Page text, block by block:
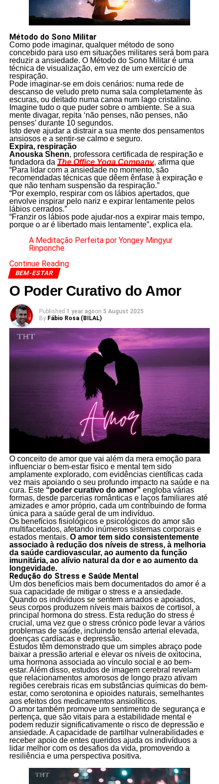
Método do Sono Militar
Como pode imaginar, qualquer método de sono
concebido para uso em situações militares será bom para
reduzir a ansiedade. O Método do Sono Militar é uma
técnica de visualização, em vez de um exercício de
respiração.
Pode imaginar-se em dois cenários: numa rede de
descanso de veludo preto numa sala completamente às
escuras, ou deitado numa canoa num lago cristalino.
Imagine tudo o que puder sobre o ambiente. Se a sua
mente divagar, repita ‘não penses, não penses, não
penses’ durante 10 segundos.
Isto deve ajudar a distrair a sua mente dos pensamentos
ansiosos e a sentir-se calmo e seguro.
Expira, respiração
Anouska Shenn, professora certificada de respiração e
fundadora da The Office Yoga Company, afirma que
“Para lidar com a ansiedade no momento, são
recomendadas técnicas que dêem ênfase à expiração e
que não tenham suspensão da respiração.”
“Por exemplo, respirar com os lábios apertados, que
envolve inspirar pelo nariz e expirar lentamente pelos
lábios cerrados.”
“Franzir os lábios pode ajudar-nos a expirar mais tempo,
porque o ar é libertado mais lentamente”, explica ela.
A Meditação Perfeita por Yongey Mingyur
Rinponche
Continue Reading
BEM-ESTAR
O Poder Curativo do Amor
Published 1 year agoon 5 August 2025
By Fábio Rosa (BILAL)
O conceito de amor que vai além da mera emoção para
influenciar o bem-estar físico e mental tem sido
amplamente explorado, com evidências científicas cada
vez mais apoiando o seu profundo impacto na saúde e na
cura. Este “poder curativo do amor” engloba várias
formas, desde parcerias românticas e laços familiares até
amizades e amor próprio, cada um contribuindo de forma
única para a saúde geral de um indivíduo.
Os benefícios fisiológicos e psicológicos do amor são
multifacetados, afetando inúmeros sistemas corporais e
estados mentais. O amor tem sido consistentemente
associado à redução dos níveis de stress, à melhoria
da saúde cardiovascular, ao aumento da função
imunitária, ao alívio natural da dor e ao aumento da
longevidade.
Redução do Stress e Saúde Mental
Um dos benefícios mais bem documentados do amor é a
sua capacidade de mitigar o stress e a ansiedade.
Quando os indivíduos se sentem amados e apoiados,
seus corpos produzem níveis mais baixos de cortisol, a
principal hormona do stress. Esta redução do stress é
crucial, uma vez que o stress crónico pode levar a vários
problemas de saúde, incluindo tensão arterial elevada,
doenças cardíacas e depressão.
Estudos têm demonstrado que um simples abraço pode
baixar a pressão arterial e elevar os níveis de oxitocina,
uma hormona associada ao vínculo social e ao bem-
estar. Além disso, estudos de imagem cerebral revelam
que relacionamentos amorosos de longo prazo ativam
regiões cerebrais ricas em substâncias químicas do bem-
estar, como serotonina e opioides naturais, semelhantes
aos efeitos dos medicamentos ansiolíticos.
O amor também promove um sentimento de segurança e
pertença, que são vitais para a estabilidade mental e
podem reduzir significativamente o risco de depressão e
ansiedade. A capacidade de partilhar vulnerabilidades e
receber apoio de entes queridos ajuda os indivíduos a
lidar melhor com os desafios da vida, promovendo a
resiliência e uma perspectiva positiva.